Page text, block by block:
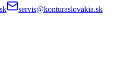
servis@konturaslovakia.sk